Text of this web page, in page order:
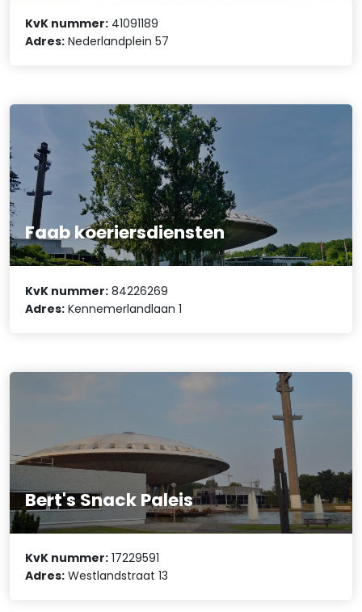
KvK nummer: 41091189
Adres: Nederlandplein 57
Faab koeriersdiensten
KvK nummer: 84226269
Adres: Kennemerlandlaan 1
Bert's Snack Paleis
KvK nummer: 17229591
Adres: Westlandstraat 13